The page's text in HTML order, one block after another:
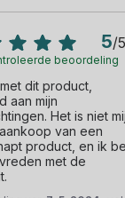
5/5
beoordeling
dit product,
aan mijn
Het is niet
van een
product, en ik
met de